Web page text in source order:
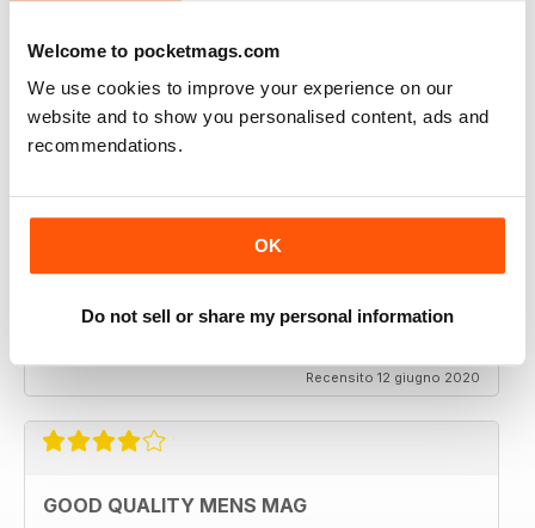
Welcome to pocketmags.com
We use cookies to improve your experience on our
website and to show you personalised content, ads and
recommendations.
OK
Do not sell or share my personal information
MORALS
Great content
Recensito 20 gennaio 2021
SORTED MAGAZINE – THE MEN'S MAG WITH
MORALS
and best of all?? There is no smut or similar nonsense.
Recensito 12 giugno 2020
GOOD QUALITY MENS MAG